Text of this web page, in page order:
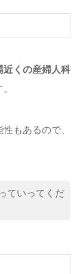
近くの産婦人科
もあるので、
ていってくだ